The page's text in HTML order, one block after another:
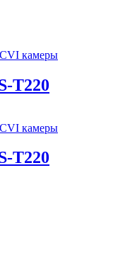
камеры
T220
камеры
T220